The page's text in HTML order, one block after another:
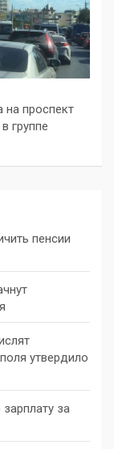
на проспект
группе
пенсии
утвердило
за